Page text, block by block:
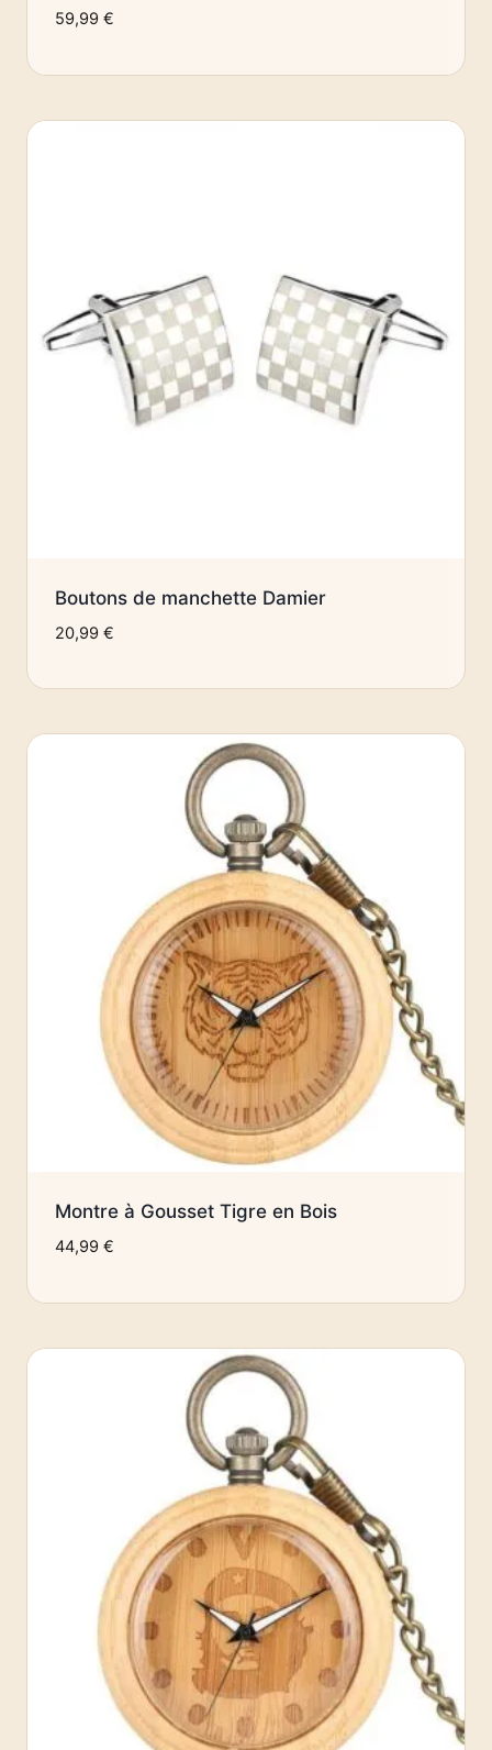
59,99 €
Boutons de manchette Damier
20,99 €
Montre à Gousset Tigre en Bois
44,99 €